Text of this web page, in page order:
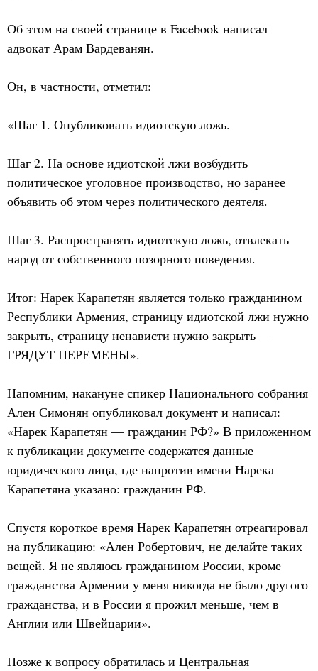
Об этом на своей странице в Facebook написал
адвокат Арам Вардеванян.
Он, в частности, отметил:
«Шаг 1. Опубликовать идиотскую ложь.
Шаг 2. На основе идиотской лжи возбудить
политическое уголовное производство, но заранее
объявить об этом через политического деятеля.
Шаг 3. Распространять идиотскую ложь, отвлекать
народ от собственного позорного поведения.
Итог: Нарек Карапетян является только гражданином
Республики Армения, страницу идиотской лжи нужно
закрыть, страницу ненависти нужно закрыть —
ГРЯДУТ ПЕРЕМЕНЫ».
Напомним, накануне спикер Национального собрания
Ален Симонян опубликовал документ и написал:
«Нарек Карапетян — гражданин РФ?» В приложенном
к публикации документе содержатся данные
юридического лица, где напротив имени Нарека
Карапетяна указано: гражданин РФ.
Спустя короткое время Нарек Карапетян отреагировал
на публикацию: «Ален Робертович, не делайте таких
вещей. Я не являюсь гражданином России, кроме
гражданства Армении у меня никогда не было другого
гражданства, и в России я прожил меньше, чем в
Англии или Швейцарии».
Позже к вопросу обратилась и Центральная